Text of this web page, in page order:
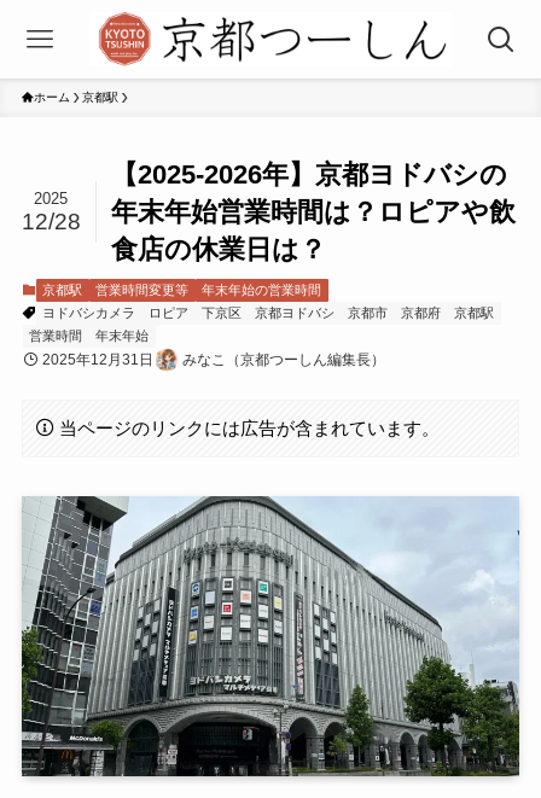
ホーム 京都駅
【2025-2026年】京都ヨドバシの
年末年始営業時間は？ロピアや飲
食店の休業日は？
2025
12/28
京都駅 営業時間変更等
年末年始の営業時間
ヨドバシカメラ
ロピア 下京区 京都ヨドバシ 京都市 京都府
京都駅
営業時間
年末年始
2025年12月31日 みなこ（京都つーしん編集長）
当ページのリンクには広告が含まれています。